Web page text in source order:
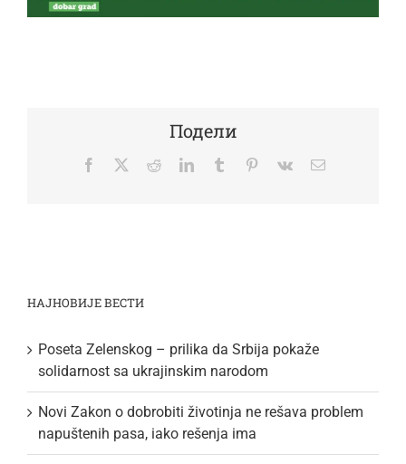
Подели
Facebook
TwitterRedditLinkedInTumblr Pinterest
Vk Email
НАЈНОВИЈЕ ВЕСТИ
Poseta Zelenskog – prilika da Srbija pokaže
solidarnost sa ukrajinskim narodom
Novi Zakon o dobrobiti životinja ne rešava problem
napuštenih pasa, iako rešenja ima